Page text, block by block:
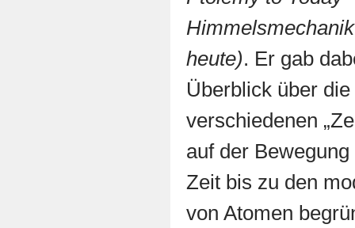
heute). Er gab
Überblick über
verschiedenen
auf der
Zeit bis zu den
von Atomen